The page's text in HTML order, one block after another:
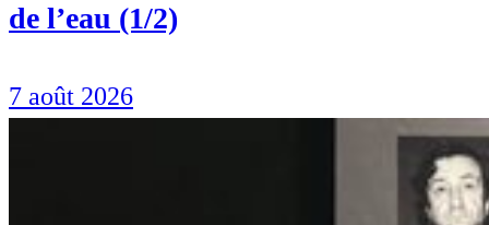
de l’eau (1/2)
7 août 2026